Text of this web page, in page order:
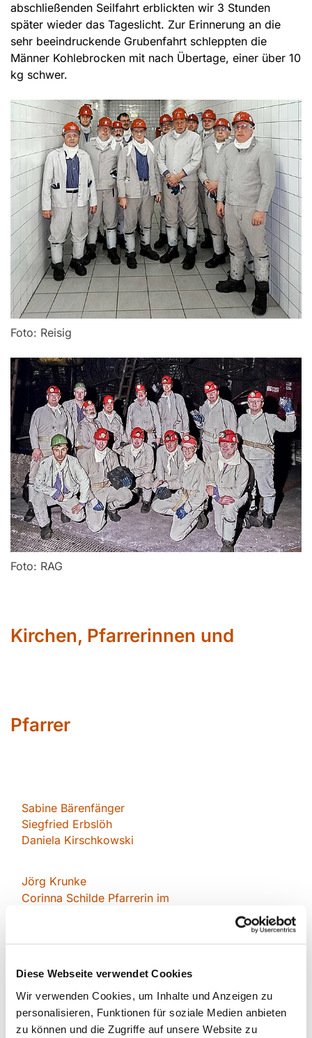
Diese Webseite verwendet Cookies
Wir verwenden Cookies, um Inhalte und Anzeigen zu
personalisieren, Funktionen für soziale Medien anbieten
zu können und die Zugriffe auf unsere Website zu
abschließenden Seilfahrt erblickten wir 3 Stunden
später wieder das Tageslicht. Zur Erinnerung an die
sehr beeindruckende Grubenfahrt schleppten die
Männer Kohlebrocken mit nach Übertage, einer über 10
kg schwer.
Foto: Reisig
Foto: RAG
Kirchen, Pfarrerinnen und
Pfarrer
Sabine Bärenfänger
Siegfried Erbslöh
Daniela Kirschkowski
Jörg Krunke
Corinna Schilde Pfarrerin im
Barbara Seydich
Gemeindebüro für die esm